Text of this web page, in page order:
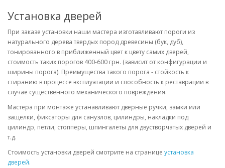
Установка дверей
При заказе установки наши мастера изготавливают пороги из
натурального дерева твердых пород древесины (бук, дуб),
тонированного в приближенный цвет к цвету самих дверей,
стоимость таких порогов 400-600 грн. (зависит от конфигурации и
ширины порога). Преимущества такого порога - стойкость к
стиранию в процессе эксплуатации и способность к реставрации в
случае существенного механического повреждения.
Мастера при монтаже устанавливают дверные ручки, замки или
защелки, фиксаторы для санузлов, цилиндры, накладки под
цилиндр, петли, стопперы, шпингалеты для двустворчатых дверей и
т.д.
Стоимость установки дверей смотрите на странице установка
дверей.